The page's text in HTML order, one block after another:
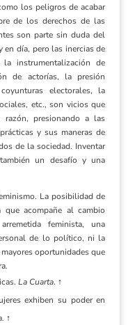
los peligros de acabar
de los derechos de las
son parte sin duda del
en día, pero las inercias de
instrumentalización de
de actorías, la presión
electorales, la
etc., son vicios que
razón, presionando a las
y sus maneras de
de la sociedad. Inventar
un desafío y una
La posibilidad de
acompañe al cambio
feminista, una
de lo político, ni la
oportunidades que
La Cuarta. ↑
exhiben su poder en
↑